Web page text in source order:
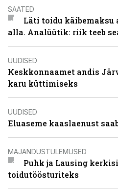
SAATED
Läti toidu
alla. Analüütik: riik teeb
UUDISED
Keskkonnaamet andis
karu küttimiseks
UUDISED
Eluaseme kaaslaenust
MAJANDUSTULEMUSED
Puhk ja Lausing
toidutöösturiteks